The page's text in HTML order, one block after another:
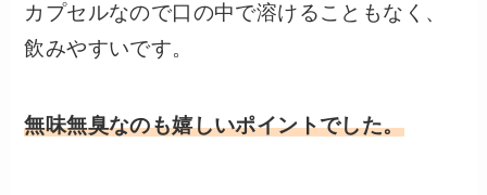
カプセルなので口の中で溶けることもなく、
飲みやすいです。
無味無臭なのも嬉しいポイントでした。